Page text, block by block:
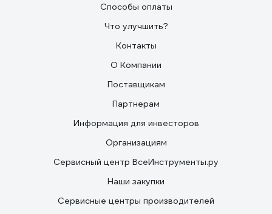
Способы оплаты
Что улучшить?
Контакты
О Компании
Поставщикам
Партнерам
Информация для инвесторов
Организациям
Сервисный центр ВсеИнструменты.ру
Наши закупки
Сервисные центры производителей